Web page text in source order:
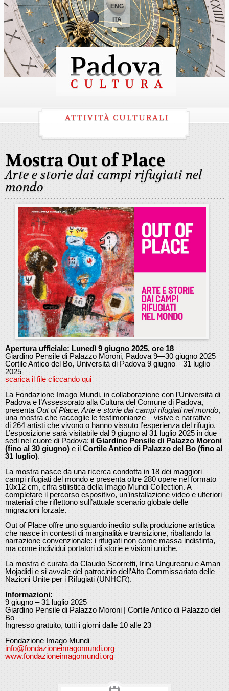
ENG
ITA
ATTIVITÀ CULTURALI
Mostra Out of Place
Arte e storie dai campi rifugiati nel
mondo
Apertura ufficiale: Lunedì 9 giugno 2025, ore 18
Giardino Pensile di Palazzo Moroni, Padova 9—30 giugno 2025
Cortile Antico del Bo, Università di Padova 9 giugno—31 luglio
2025
scarica il file cliccando qui
La Fondazione Imago Mundi, in collaborazione con l’Università di
Padova e l’Assessorato alla Cultura del Comune di Padova,
presenta Out of Place. Arte e storie dai campi rifugiati nel mondo,
una mostra che raccoglie le testimonianze – visive e narrative –
di 264 artisti che vivono o hanno vissuto l’esperienza del rifugio.
L’esposizione sarà visitabile dal 9 giugno al 31 luglio 2025 in due
sedi nel cuore di Padova: il Giardino Pensile di Palazzo Moroni
(fino al 30 giugno) e il Cortile Antico di Palazzo del Bo (fino al
31 luglio).
La mostra nasce da una ricerca condotta in 18 dei maggiori
campi rifugiati del mondo e presenta oltre 280 opere nel formato
10x12 cm, cifra stilistica della Imago Mundi Collection. A
completare il percorso espositivo, un’installazione video e ulteriori
materiali che riflettono sull’attuale scenario globale delle
migrazioni forzate.
Out of Place offre uno sguardo inedito sulla produzione artistica
che nasce in contesti di marginalità e transizione, ribaltando la
narrazione convenzionale: i rifugiati non come massa indistinta,
ma come individui portatori di storie e visioni uniche.
La mostra è curata da Claudio Scorretti, Irina Ungureanu e Aman
Mojadidi e si avvale del patrocinio dell’Alto Commissariato delle
Nazioni Unite per i Rifugiati (UNHCR).
Informazioni:
9 giugno – 31 luglio 2025
Giardino Pensile di Palazzo Moroni | Cortile Antico di Palazzo del
Bo
Ingresso gratuito, tutti i giorni dalle 10 alle 23
Fondazione Imago Mundi
info@fondazioneimagomundi.org
www.fondazioneimagomundi.org